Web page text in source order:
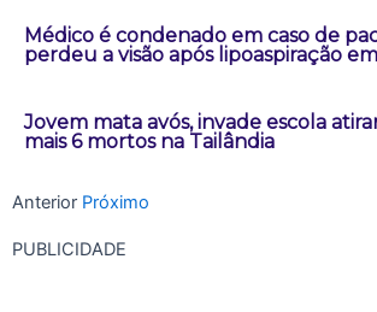
Médico é condenado em caso de
perdeu a visão após lipoaspiração
Jovem mata avós, invade escola
mais 6 mortos na Tailândia
Anterior Próximo
PUBLICIDADE